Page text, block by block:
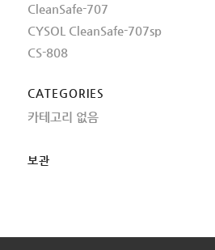
CleanSafe-707
CYSOL CleanSafe-707sp
CS-808
CATEGORIES
카테고리 없음
보관